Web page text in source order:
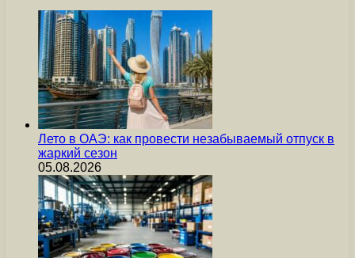
Лето в ОАЭ: как провести незабываемый отпуск в
жаркий сезон
05.08.2026